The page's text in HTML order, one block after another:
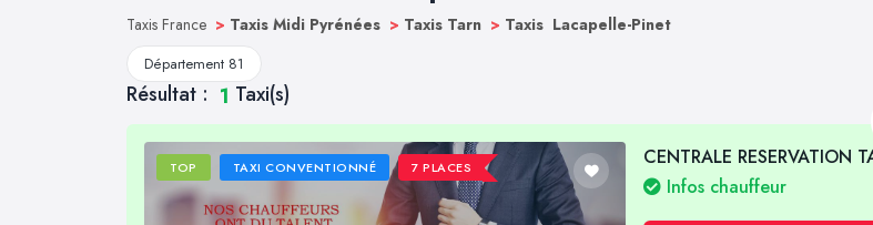
Taxis France > Taxis Midi Pyrénées > Taxis Tarn > Taxis Lacapelle-Pinet
Département 81
Résultat : 1 Taxi(s)
TOP TAXI CONVENTIONNÉ 7 PLACES
CENTRALE RESERVATION
Infos chauffeur